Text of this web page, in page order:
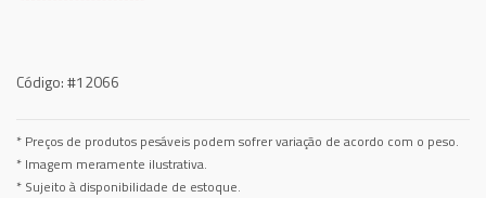
Código:#12066
* Preços de produtos pesáveis podem sofrer variação de acordo com o peso.
* Imagem meramente ilustrativa.
* Sujeito à disponibilidade de estoque.